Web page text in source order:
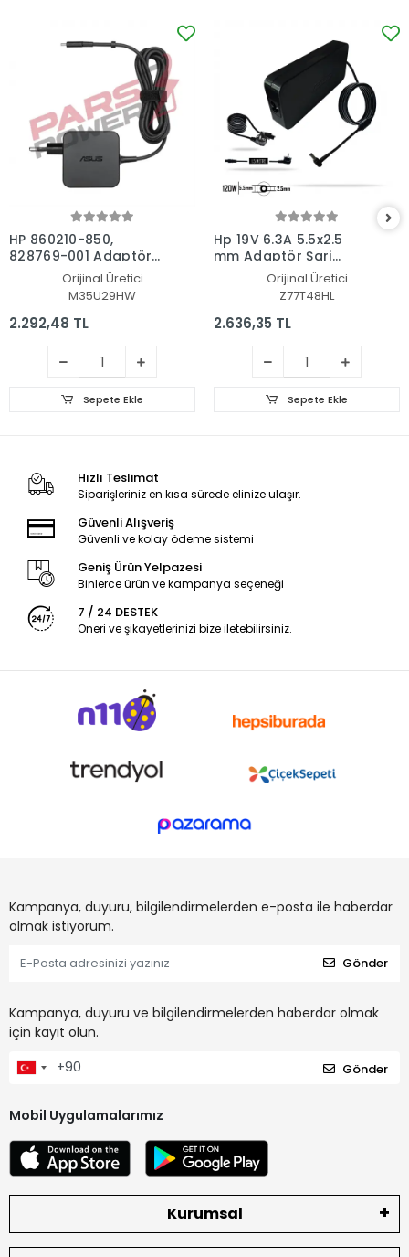
HP 860210-850,
828769-001 Adaptör
Şarj Aleti-Cihazı
Orijinal Üretici
M35U29HW
2.292,48 TL
Sepete Ekle
Hp 19V 6.3A 5.5x2.5
mm Adaptör Şarj
Aleti-CihazıOrijinal Üretici
Z77T48HL
2.636,35 TL
Sepete Ekle
Hızlı Teslimat
Siparişleriniz en kısa sürede elinize ulaşır.
Güvenli Alışveriş
Güvenli ve kolay ödeme sistemi
Geniş Ürün Yelpazesi
Binlerce ürün ve kampanya seçeneği
7 / 24 DESTEK
Öneri ve şikayetlerinizi bize iletebilirsiniz.
Kampanya, duyuru, bilgilendirmelerden e-posta ile haberdar
olmak istiyorum.
Gönder
Kampanya, duyuru ve bilgilendirmelerden haberdar olmak
için kayıt olun.
Gönder
Mobil Uygulamalarımız
Kurumsal